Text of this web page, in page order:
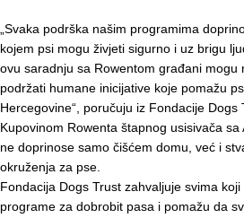
„Svaka podrška našim programima
kojem psi mogu živjeti sigurno i uz brigu
ovu saradnju sa Rowentom građani mogu
podržati humane inicijative koje pomažu
Hercegovine“, poručuju iz Fondacije Dogs
Kupovinom Rowenta štapnog usisivača
ne doprinose samo čišćem domu, već i
okruženja za pse.
Fondacija Dogs Trust zahvaljuje svima
programe za dobrobit pasa i pomažu da